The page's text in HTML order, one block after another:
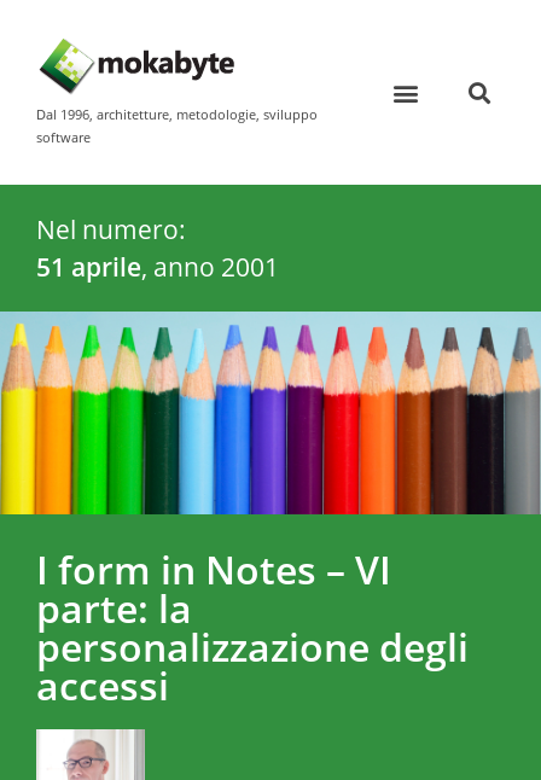
Dal 1996, architetture, metodologie, sviluppo
software
Nel numero:
51 aprile, anno 2001
I form in Notes – VI
parte: la
personalizzazione degli
accessi